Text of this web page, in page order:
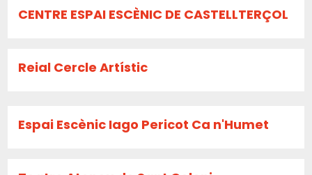
CENTRE ESPAI ESCÈNIC DE CASTELLTERÇOL
Reial Cercle Artístic
Espai Escènic Iago Pericot Ca n'Humet